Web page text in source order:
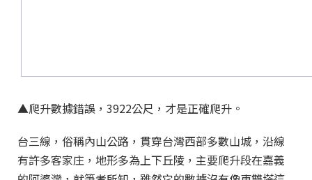
▲爬升數據錯誤，3922公尺，才是正確爬升。
台三線，俗稱內山公路，貫穿台灣西部多數山城，沿線
有許多客家庄，地形多為上下丘陵，主要爬升段在嘉義